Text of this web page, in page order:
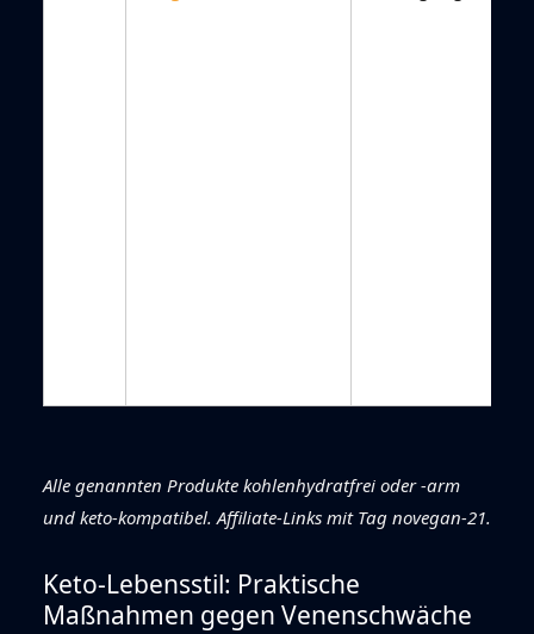
Alle genannten Produkte kohlenhydratfrei oder -arm
und keto-kompatibel. Affiliate-Links mit Tag novegan-21.
Keto-Lebensstil: Praktische
Maßnahmen gegen Venenschwäche